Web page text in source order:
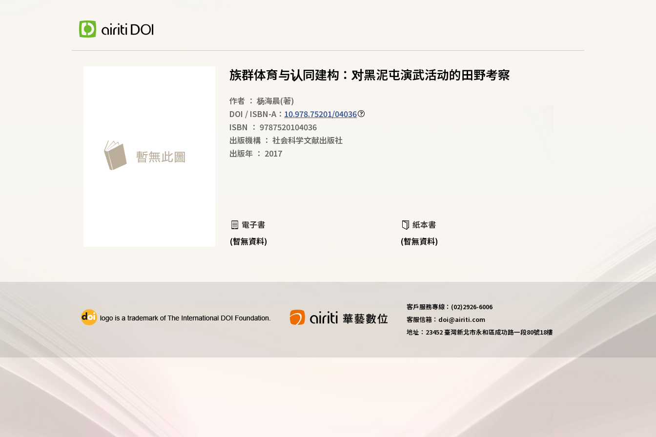
族群体育与认同建构：对黑泥屯演武活动的田野考察
作者 ： 杨海晨(著)
DOI / ISBN-A： 10.978.75201/04036
ISBN ： 9787520104036
出版機構 ： 社会科学文献出版社
出版年 ： 2017
電子書
(暫無資料)
紙本書
(暫無資料)
客戶服務專線：(02)2926-6006
客服信箱：doi@airiti.com
地址：23452 臺灣新北市永和區成功路一段80號18樓